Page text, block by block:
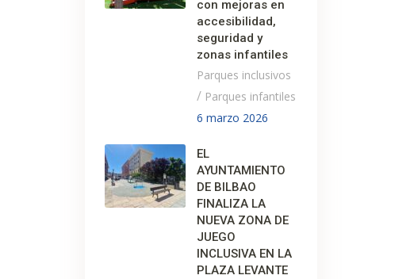
con mejoras en
accesibilidad,
seguridad y
zonas infantiles
Parques inclusivos
/ Parques infantiles
6 marzo 2026
EL
AYUNTAMIENTO
DE BILBAO
FINALIZA LA
NUEVA ZONA DE
JUEGO
INCLUSIVA EN LA
PLAZA LEVANTE